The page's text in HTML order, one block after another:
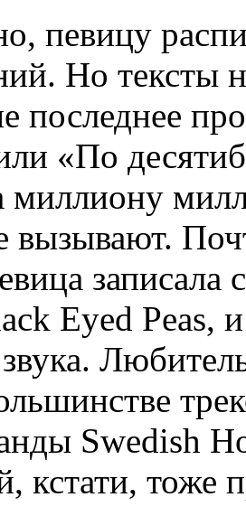
певицу
Но тексты
последнее
«По
миллиону
вызывают.
Eyed Peas,
Swedish
кстати, тоже